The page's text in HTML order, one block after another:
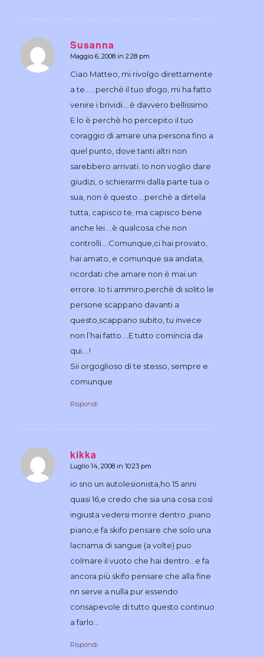
Susanna
dice:
Maggio 6, 2008 in 2:28 pm
Ciao Matteo, mi rivolgo direttamente
a te……perchè il tuo sfogo, mi ha fatto
venire i brividi….è davvero bellissimo.
E lo è perchè ho percepito il tuo
coraggio di amare una persona fino a
quel punto, dove tanti altri non
sarebbero arrivati. Io non voglio dare
giudizi, o schierarmi dalla parte tua o
sua, non è questo….perchè a dirtela
tutta, capisco te, ma capisco bene
anche lei….è qualcosa che non
controlli….Comunque,ci hai provato,
hai amato, e comunque sia andata,
ricordati che amare non è mai un
errore. Io ti ammiro,perchè di solito le
persone scappano davanti a
questo,scappano subito, tu invece
non l’hai fatto….E tutto comincia da
qui….!
Sii orgoglioso di te stesso, sempre e
comunque.
Rispondi
kikka
dice:
Luglio 14, 2008 in 10:23 pm
io sno un autolesionista,ho 15 anni
quasi 16,e credo che sia una cosa così
ingiusta vedersi morire dentro ,piano
piano,e fa skifo pensare che solo una
lacriama di sangue (a volte) puo
colmare il vuoto che hai dentro…e fa
ancora più skifo pensare che alla fine
nn serve a nulla.pur essendo
consapevole di tutto questo continuo
a farlo…
Rispondi